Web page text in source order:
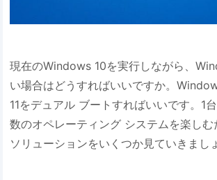
現在のWindows 10を実行しながら、
い場合はどうすればいいですか。
11をデュアル ブートすればいいです。1
数のオペレーティング システムを楽しむ
ソリューションをいくつか見ていきまし